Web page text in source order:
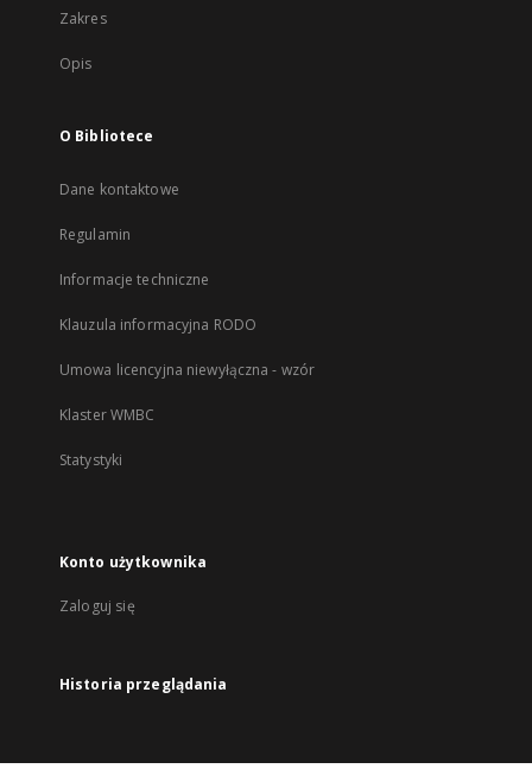
Zakres
Opis
O Bibliotece
Dane kontaktowe
Regulamin
Informacje techniczne
Klauzula informacyjna RODO
Umowa licencyjna niewyłączna - wzór
Klaster WMBC
Statystyki
Konto użytkownika
Zaloguj się
Historia przeglądania